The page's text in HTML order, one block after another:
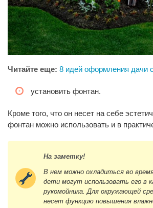
Читайте еще: 8 идей оформления дачи
установить фонтан.
Кроме того, что он несет на себе
фонтан можно использовать и в
На заметку!
В нем можно охладиться во
дети могут использовать его в
рукомойника. Для окружающей
несет функцию повышения